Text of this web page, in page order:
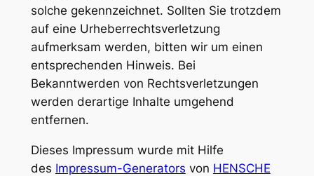
solche gekennzeichnet. Sollten Sie trotzdem
auf eine Urheberrechtsverletzung
aufmerksam werden, bitten wir um einen
entsprechenden Hinweis. Bei
Bekanntwerden von Rechtsverletzungen
werden derartige Inhalte umgehend
entfernen.
Dieses Impressum wurde mit Hilfe
des Impressum-Generators von HENSCHE